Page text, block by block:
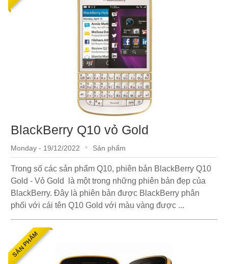
BlackBerry Q10 vỏ Gold
Monday - 19/12/2022 Sản phẩm
Trong số các sản phẩm Q10, phiên bản BlackBerry Q10
Gold - Vỏ Gold là một trong những phiên bản đẹp của
BlackBerry. Đây là phiên bản được BlackBerry phân
phối với cái tên Q10 Gold với màu vàng được ...
SẢN PHẨM